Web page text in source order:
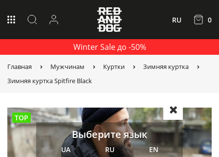
Winter Sale до -50%
RU 0
Главная Мужчинам Куртки
Зимняя куртка
Зимняя куртка Spitfire Black
TOP
Выберите язык
UA RU EN